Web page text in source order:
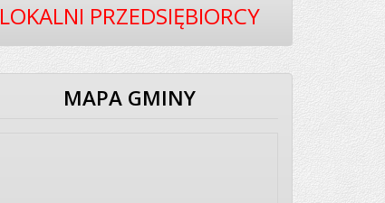
LOKALNI PRZEDSIĘBIORCY
MAPA GMINY